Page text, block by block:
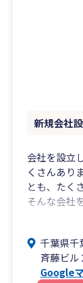
新規会社
会社を設立
くさんあり
とも、たく
そんな会社
少しでも軽
でサポート
す。
是非一度
千葉県千
斉藤ビル
Google